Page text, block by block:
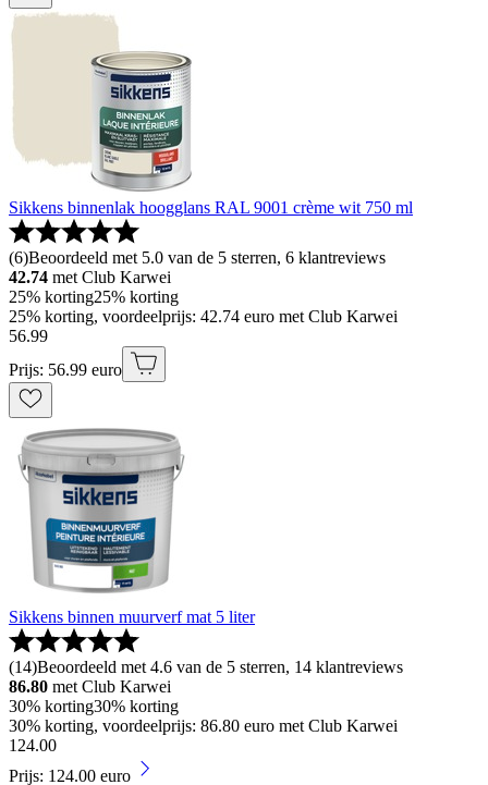
Sikkens binnenlak hoogglans RAL 9001 crème wit 750 ml
(6)Beoordeeld met 5.0 van de 5 sterren, 6 klantreviews
42.74 met Club Karwei
25% korting25% korting
25% korting, voordeelprijs: 42.74 euro met Club Karwei
56.99
Prijs: 56.99 euro
Sikkens binnen muurverf mat 5 liter
(14)Beoordeeld met 4.6 van de 5 sterren, 14 klantreviews
86.80 met Club Karwei
30% korting30% korting
30% korting, voordeelprijs: 86.80 euro met Club Karwei
124.00
Prijs: 124.00 euro